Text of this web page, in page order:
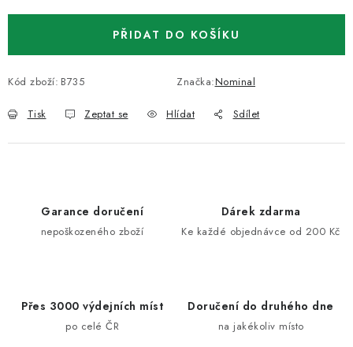
PŘIDAT DO KOŠÍKU
Kód zboží: B735 Značka:Nominal
Tisk Zeptat se Hlídat Sdílet
Garance doručení
nepoškozeného zboží
Dárek zdarma
Ke každé objednávce od 200 Kč
Přes 3000 výdejních míst
po celé ČR
Doručení do druhého dne
na jakékoliv místo